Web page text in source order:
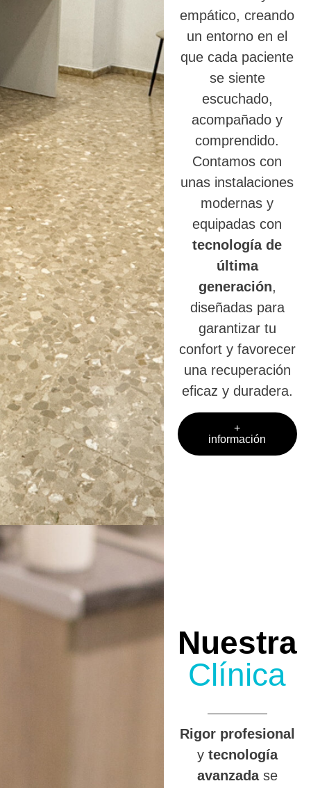
empático, creando
un entorno en el
que cada paciente
se siente
escuchado,
acompañado y
comprendido.
Contamos con
unas instalaciones
modernas y
equipadas con
tecnología de
última
generación,
diseñadas para
garantizar tu
confort y favorecer
una recuperación
eficaz y duradera.
+
información
Nuestra
Clínica
Rigor profesional
y tecnología
avanzadase